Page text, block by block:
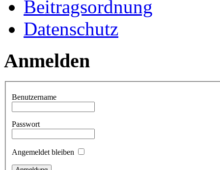
Beitragsordnung
Datenschutz
Anmelden
Benutzername
Passwort
Angemeldet bleiben